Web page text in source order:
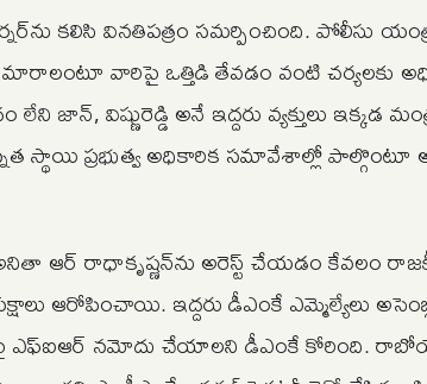
కలిసి వినతిపత్రం సమర్పించింది. పోలీసు
మారాలంటూ వారిపై ఒత్తిడి తేవడం వంటి చర్యలకు
విష్ణు‌రెడ్డి అనే ఇద్దరు వ్యక్తులు ఇక్కడ
స్థాయి ప్రభుత్వ అధికారిక సమావేశాల్లో పాల్గొంటూ
ఆర్ రాధాకృష్ణన్‌ను అరెస్ట్ చేయడం కేవలం
ఆరోపించాయి. ఇద్దరు డీఎంకే ఎమ్మెల్యేలు
ఎఫ్‌ఐఆర్ నమోదు చేయాలని డీఎంకే కోరింది.